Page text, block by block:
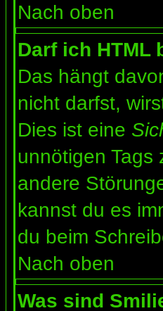
Nach oben
Darf ich HTML
Das hängt
nicht darfst,
Dies ist eine
unnötigen Tags
andere
kannst du es
du beim
Nach oben
Was sind